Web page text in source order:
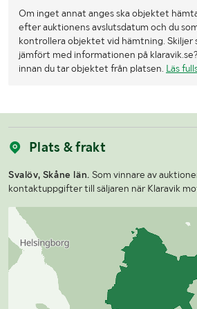
Om inget annat anges ska objektet
efter auktionens avslutsdatum och du
kontrollera objektet vid hämtning. Skiljer
jämfört med informationen på
innan du tar objektet från platsen. Läs
Plats & frakt
Svalöv, Skåne län. Som vinnare av
kontaktuppgifter till säljaren när Klaravik